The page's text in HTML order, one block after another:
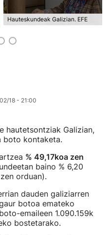
Hauteskundeak Galizian. EFE
18 - 21:00
hautetsontziak Galizian,
boto kontaketa.
% 49,17koa zen
baino % 6,20
orduan).
dauden galiziarren
botoa emateko
emaileen 1.090.159k
bostetarako.